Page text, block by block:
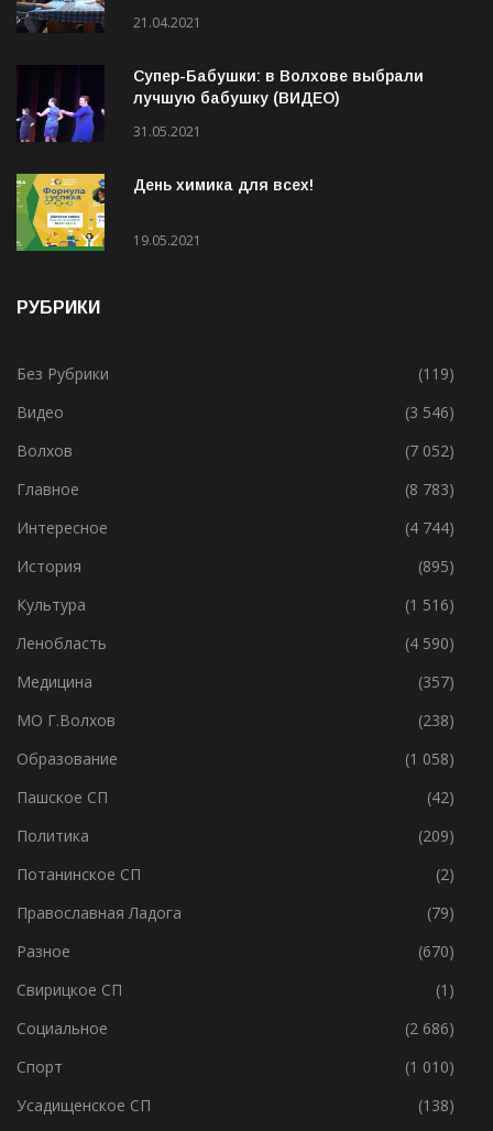
21.04.2021
Супер-Бабушки: в Волхове выбрали
лучшую бабушку (ВИДЕО)
31.05.2021
День химика для всех!
19.05.2021
РУБРИКИ
Без Рубрики
(119)
Видео
(3 546)
Волхов
(7 052)
Главное
(8 783)
Интересное
(4 744)
История
(895)
Культура
(1 516)
Ленобласть
(4 590)
Медицина
(357)
МО Г.Волхов
(238)
Образование
(1 058)
Пашское СП
(42)
Политика
(209)
Потанинское СП
(2)
Православная Ладога
(79)
Разное
(670)
Свирицкое СП
(1)
Социальное
(2 686)
Спорт
(1 010)
Усадищенское СП
(138)